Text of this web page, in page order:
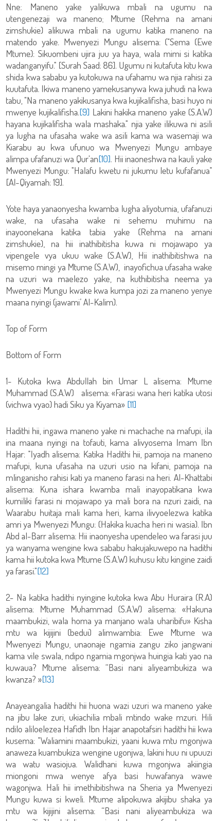
Nne: Maneno yake yalikuwa mbali na ugumu na
utengenezaji wa maneno; Mtume (Rehma na amani
zimshukie) alikuwa mbali na ugumu katika maneno na
matendo yake. Mwenyezi Mungu alisema: ("Sema (Ewe
Mtume): Sikuombeni ujira juu ya haya, wala mimi si katika
wadanganyifu." [Surah Saad: 86]. Ugumu ni kutafuta kitu kwa
shida kwa sababu ya kutokuwa na ufahamu wa njia rahisi za
kuutafuta. Ikiwa maneno yamekusanywa kwa juhudi na kwa
tabu, "Na maneno yakikusanya kwa kujikalifisha, basi huyo ni
mwenye kujikalifisha.[9] Lakini hakika maneno yake (S.A.W)
hayana kujikalifisha wala mashaka." njia yake ilikuwa ni asili
ya lugha na ufasaha wake wa asili kama wa wasemaji wa
Kiarabu au kwa ufunuo wa Mwenyezi Mungu ambaye
alimpa ufafanuzi wa Qur'an[10]. Hii inaoneshwa na kauli yake
Mwenyezi Mungu: "Halafu kwetu ni jukumu letu kufafanua"
[Al-Qiyamah: 19].
Yote haya yanaonyesha kwamba lugha aliyotumia, ufafanuzi
wake, na ufasaha wake ni sehemu muhimu na
inayoonekana katika tabia yake (Rehma na amani
zimshukie), na hii inathibitisha kuwa ni mojawapo ya
vipengele vya ukuu wake (S.A.W), Hii inathibitishwa na
misemo mingi ya Mtume (S.A.W), inayofichua ufasaha wake
na uzuri wa maelezo yake, na kuthibitisha neema ya
Mwenyezi Mungu kwake kwa kumpa jozi za maneno yenye
maana nyingi (jawami’ Al-Kalim).
Top of Form
Bottom of Form
1- Kutoka kwa Abdullah bin Umar L alisema: Mtume
Muhammad (S.A.W) alisema: «Farasi wana heri katika utosi
(vichwa vyao) hadi Siku ya Kiyama» [11]
Hadithi hii, ingawa maneno yake ni machache na mafupi, ila
ina maana nyingi na tofauti, kama alivyosema Imam Ibn
Hajar: "Iyadh alisema: Katika Hadithi hii, pamoja na maneno
mafupi, kuna ufasaha na uzuri usio na kifani, pamoja na
mlinganisho rahisi kati ya maneno farasi na heri. Al-Khattabi
alisema: Kuna ishara kwamba mali inayopatikana kwa
kumiliki farasi ni mojawapo ya mali bora na nzuri zaidi, na
Waarabu huitaja mali kama heri, kama ilivyoelezwa katika
amri ya Mwenyezi Mungu: (Hakika kuacha heri ni wasia). Ibn
Abd al-Barr alisema: Hii inaonyesha upendeleo wa farasi juu
ya wanyama wengine kwa sababu hakujakuwepo na hadithi
kama hii kutoka kwa Mtume (S.A.W) kuhusu kitu kingine zaidi
ya farasi."[12]
2- Na katika hadithi nyingine kutoka kwa Abu Huraira (R.A)
alisema: Mtume Muhammad (S.A.W) alisema: «Hakuna
maambukizi, wala homa ya manjano wala uharibifu» Kisha
mtu wa kijijini (bedui) alimwambia: Ewe Mtume wa
Mwenyezi Mungu, unaonaje ngamia zangu ziko jangwani
kama vile swala, ndipo ngamia mgonjwa huingia kati yao na
kuwaua? Mtume alisema: “Basi nani aliyeambukiza wa
kwanza? »[13]
Anayeangalia hadithi hii huona wazi uzuri wa maneno yake
na jibu lake zuri, ukiachilia mbali mtindo wake mzuri. Hili
ndilo aliloelezea Hafidh Ibn Hajar anapotafsiri hadithi hii kwa
kusema: "Waliamini maambukizi, yaani kuwa mtu mgonjwa
anaweza kuambukiza wengine ugonjwa, lakini huu ni upuuzi
wa watu wasiojua. Walidhani kuwa mgonjwa akiingia
miongoni mwa wenye afya basi huwafanya wawe
wagonjwa. Hali hii imethibitishwa na Sheria ya Mwenyezi
Mungu kuwa si kweli. Mtume alipokuwa akijibu shaka ya
mtu wa kijijini alisema: “Basi nani aliyeambukiza wa